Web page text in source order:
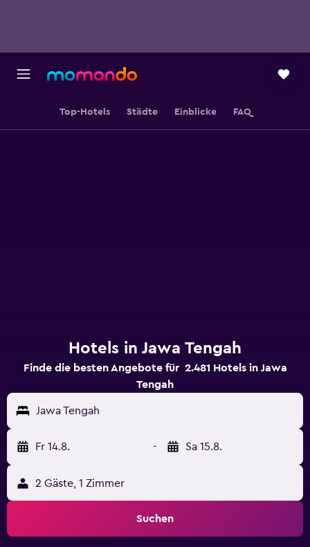
Top-Hotels Städte Einblicke FAQ
Hotels in Jawa Tengah
Finde die besten Angebote für 2.481 Hotels in Jawa
Tengah
Jawa Tengah
Fr 14.8. - Sa 15.8.
2 Gäste, 1 Zimmer
Suchen